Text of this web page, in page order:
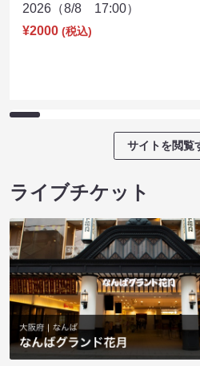
2026（8/8 17:00）
¥2000 (税込)
サイトを閲覧
ライブチケット